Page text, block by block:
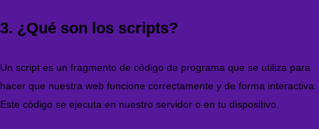
3. ¿Qué son los scripts?
Un script es un fragmento de código de programa que se utiliza para
hacer que nuestra web funcione correctamente y de forma interactiva.
Este código se ejecuta en nuestro servidor o en tu dispositivo.